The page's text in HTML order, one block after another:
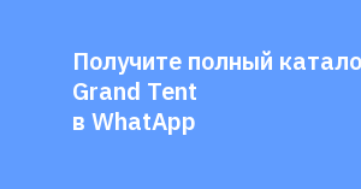
Получите полный
Grand Tent
в WhatApp